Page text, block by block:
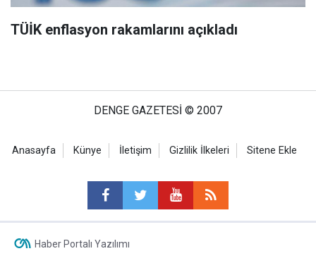
TÜİK enflasyon rakamlarını açıkladı
DENGE GAZETESİ © 2007
Anasayfa Künye İletişim Gizlilik İlkeleri Sitene Ekle
Haber Portalı Yazılımı